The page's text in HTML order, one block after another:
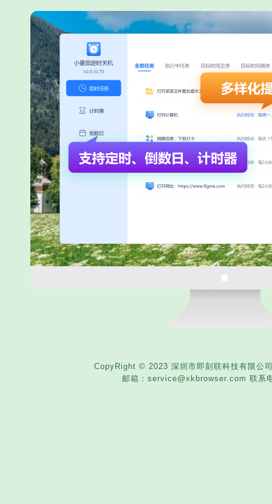
CopyRight © 2023 深圳市即刻联科技有限公
邮箱：service@xkbrowser.com 联系